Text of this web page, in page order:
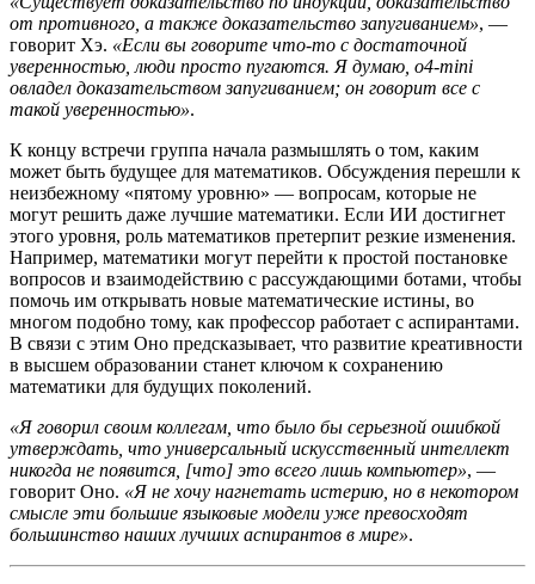
от противного, а также доказательство запугиванием», —
говорит Хэ. «Если вы говорите что-то с достаточной
уверенностью, люди просто пугаются. Я думаю, o4-mini
овладел доказательством запугиванием; он говорит все с
такой уверенностью».
К концу встречи группа начала размышлять о том, каким
может быть будущее для математиков. Обсуждения перешли к
неизбежному «пятому уровню» — вопросам, которые не
могут решить даже лучшие математики. Если ИИ достигнет
этого уровня, роль математиков претерпит резкие изменения.
Например, математики могут перейти к простой постановке
вопросов и взаимодействию с рассуждающими ботами, чтобы
помочь им открывать новые математические истины, во
многом подобно тому, как профессор работает с аспирантами.
В связи с этим Оно предсказывает, что развитие креативности
в высшем образовании станет ключом к сохранению
математики для будущих поколений.
«Я говорил своим коллегам, что было бы серьезной ошибкой
утверждать, что универсальный искусственный интеллект
никогда не появится, [что] это всего лишь компьютер», —
говорит Оно. «Я не хочу нагнетать истерию, но в некотором
смысле эти большие языковые модели уже превосходят
большинство наших лучших аспирантов в мире».